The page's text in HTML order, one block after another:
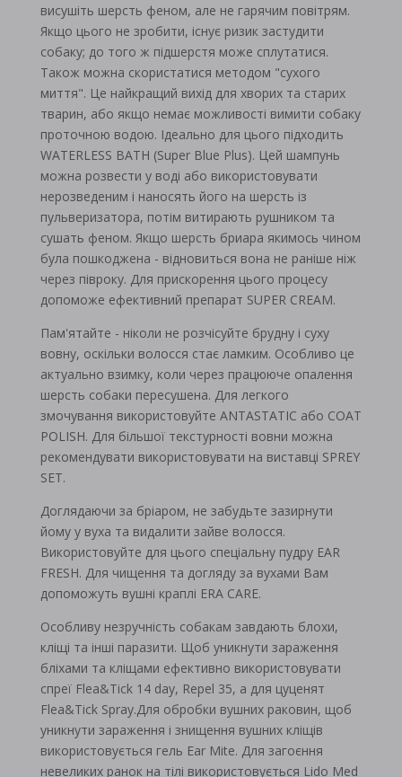
висушіть шерсть феном, але не гарячим повітрям.
Якщо цього не зробити, існує ризик застудити
собаку; до того ж підшерстя може сплутатися.
Також можна скористатися методом "сухого
миття". Це найкращий вихід для хворих та старих
тварин, або якщо немає можливості вимити собаку
проточною водою. Ідеально для цього підходить
WATERLESS BATH (Super Blue Plus). Цей шампунь
можна розвести у воді або використовувати
нерозведеним і наносять його на шерсть із
пульверизатора, потім витирають рушником та
сушать феном. Якщо шерсть бриара якимось чином
була пошкоджена - відновиться вона не раніше ніж
через півроку. Для прискорення цього процесу
допоможе ефективний препарат SUPER CREAM.
Пам'ятайте - ніколи не розчісуйте брудну і суху
вовну, оскільки волосся стає ламким. Особливо це
актуально взимку, коли через працююче опалення
шерсть собаки пересушена. Для легкого
змочування використовуйте ANTASTATIC або COAT
POLISH. Для більшої текстурності вовни можна
рекомендувати використовувати на виставці SPREY
SET.
Доглядаючи за бріаром, не забудьте зазирнути
йому у вуха та видалити зайве волосся.
Використовуйте для цього спеціальну пудру EAR
FRESH. Для чищення та догляду за вухами Вам
допоможуть вушні краплі ERA CARE.
Особливу незручність собакам завдають блохи,
кліщі та інші паразити. Щоб уникнути зараження
бліхами та кліщами ефективно використовувати
спреї Flea&Tick 14 day, Repel 35, а для цуценят
Flea&Tick Spray.Для обробки вушних раковин, щоб
уникнути зараження і знищення вушних кліщів
використовується гель Ear Mite. Для загоєння
невеликих ранок на тілі використовується Lido Med